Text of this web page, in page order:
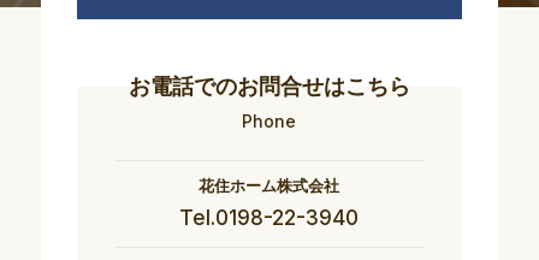
お電話でのお問合せはこちら
Phone
花住ホーム株式会社
Tel.0198-22-3940